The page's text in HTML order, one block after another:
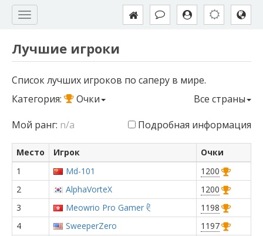
Лучшие игроки
Список лучших игроков по саперу в мире.
Категория:
Очки
Все страны
Мой ранг: n/a Подробная информация
Место Игрок
Очки
1
Md-101
1200
2
AlphaVorteX
1200
3
Meowrio Pro Gamer 😼
1198
4
SweeperZero
1197